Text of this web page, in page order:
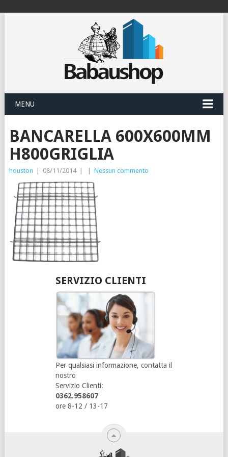
MENU
BANCARELLA 600X600MM
H800GRIGLIA
houston 08/11/2014 Nessun commento
SERVIZIO CLIENTI
Per qualsiasi informazione, contatta il
nostro
Servizio Clienti:
0362.958607
ore 8-12 / 13-17